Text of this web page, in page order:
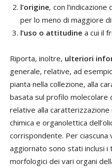
l’origine, con
per lo meno di maggiore
l’uso o attitudine a cui il
Riporta, inoltre, ulteriori
generale, relative, ad
pianta nella collezione, alla
basata sul profilo molecolare
relative alla
chimica e organolettica
corrispondente. Per ciascuna
aggiornato sono stati inclusi
morfologici dei vari organi